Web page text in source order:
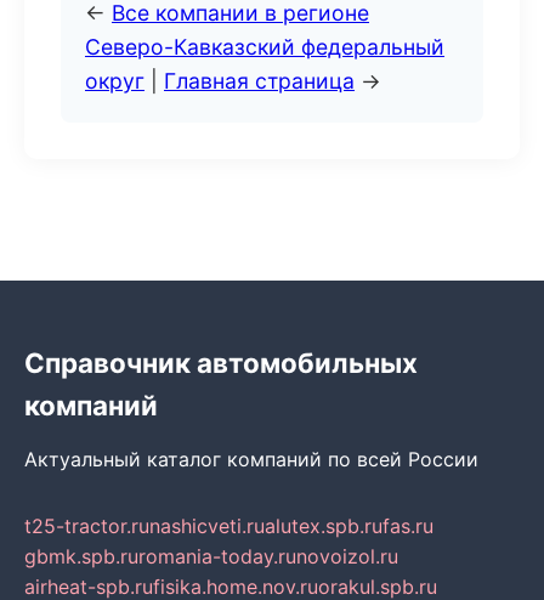
← Все компании в регионе
Северо-Кавказский федеральный
округ
Главная страница →
Справочник автомобильных
компаний
Актуальный каталог компаний по всей России
t25-tractor.runashicveti.rualutex.spb.rufas.ru
gbmk.spb.ruromania-today.runovoizol.ru
airheat-spb.rufisika.home.nov.ruorakul.spb.ru